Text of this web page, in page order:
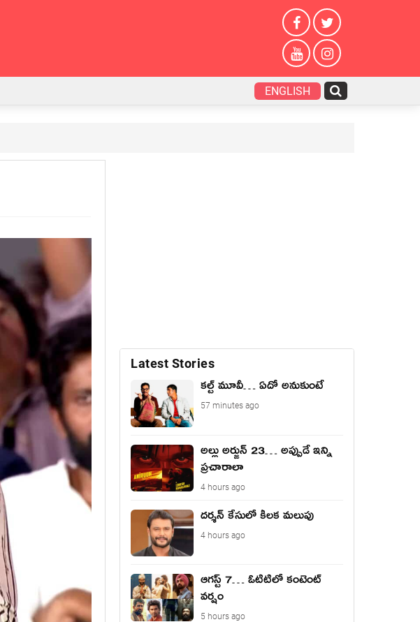
ENGLISH
Latest Stories
కల్ట్ మూవీ… ఏదో అనుకుంటే
57 minutes ago
అల్లు అర్జున్ 23… అప్పుడే ఇన్ని
ప్రచారాలా
4 hours ago
దర్శన్ కేసులో కీలక మలుపు
4 hours ago
ఆగస్ట్ 7… ఓటిటిలో కంటెంట్
వర్షం
5 hours ago